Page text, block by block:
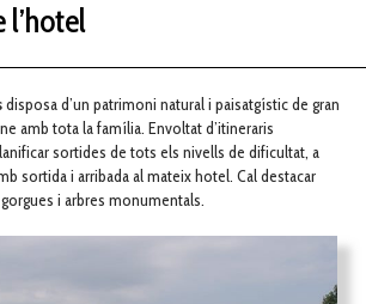
disposa d’un patrimoni natural i paisatgístic de gran
amb tota la família. Envoltat d’itineraris
sortides de tots els nivells de dificultat, a
sortida i arribada al mateix hotel. Cal destacar
i arbres monumentals.